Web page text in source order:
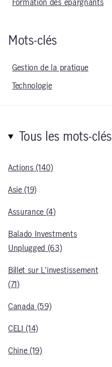
Formation des épargnants
Mots-clés
Gestion de la pratique
Technologie
Tous les mots-clés
Actions (140)
Asie (19)
Assurance (4)
Balado Investments
Unplugged (63)
Billet sur L'investissement
(71)
Canada (59)
CELI (14)
Chine (19)